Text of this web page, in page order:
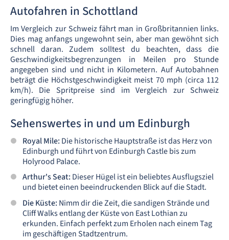
Autofahren in Schottland
Im Vergleich zur Schweiz fährt man in Großbritannien links.
Dies mag anfangs ungewohnt sein, aber man gewöhnt sich
schnell daran. Zudem solltest du beachten, dass die
Geschwindigkeitsbegrenzungen in Meilen pro Stunde
angegeben sind und nicht in Kilometern. Auf Autobahnen
beträgt die Höchstgeschwindigkeit meist 70 mph (circa 112
km/h). Die Spritpreise sind im Vergleich zur Schweiz
geringfügig höher.
Sehenswertes in und um Edinburgh
Royal Mile: Die historische Hauptstraße ist das Herz von
Edinburgh und führt von Edinburgh Castle bis zum
Holyrood Palace.
Arthur's Seat: Dieser Hügel ist ein beliebtes Ausflugsziel
und bietet einen beeindruckenden Blick auf die Stadt.
Die Küste: Nimm dir die Zeit, die sandigen Strände und
Cliff Walks entlang der Küste von East Lothian zu
erkunden. Einfach perfekt zum Erholen nach einem Tag
im geschäftigen Stadtzentrum.